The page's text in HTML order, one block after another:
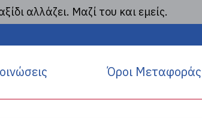
αλλάζει. Μαζί του και εμείς.
Όροι Μεταφοράς
Το ταξίδι σου